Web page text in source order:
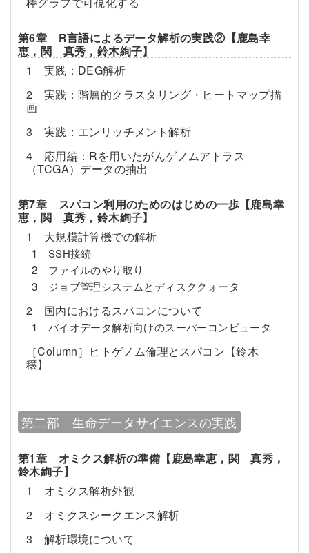
第6章 R言語によるデータ解析の実践②【鹿島幸
恵，関 真秀，鈴木絢子】
1 実践：DEG解析
2 実践：階層的クラスタリング・ヒートマップ描
画
3 実践：エンリッチメント解析
4 応用編：Rを用いたがんゲノムアトラス
（TCGA）データの抽出
第7章 スパコン利用のためのはじめの一歩【鹿島幸
恵，関 真秀，鈴木絢子】
1 大規模計算機での解析
1 SSH接続
2 ファイルのやり取り
3 ジョブ管理システムとディスククォータ
2 国内におけるスパコンについて
1 バイオデータ解析向けのスーパーコンピュータ
［Column］ヒトゲノム倫理とスパコン【鈴木
穣】
第二部 生命データサイエンスの実践
第1章 オミクス解析の準備【鹿島幸恵，関 真秀，
鈴木絢子】
1 オミクス解析外観
2 オミクスシークエンス解析
3 解析環境について